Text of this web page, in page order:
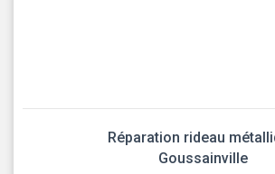
Réparation rideau
Goussainville